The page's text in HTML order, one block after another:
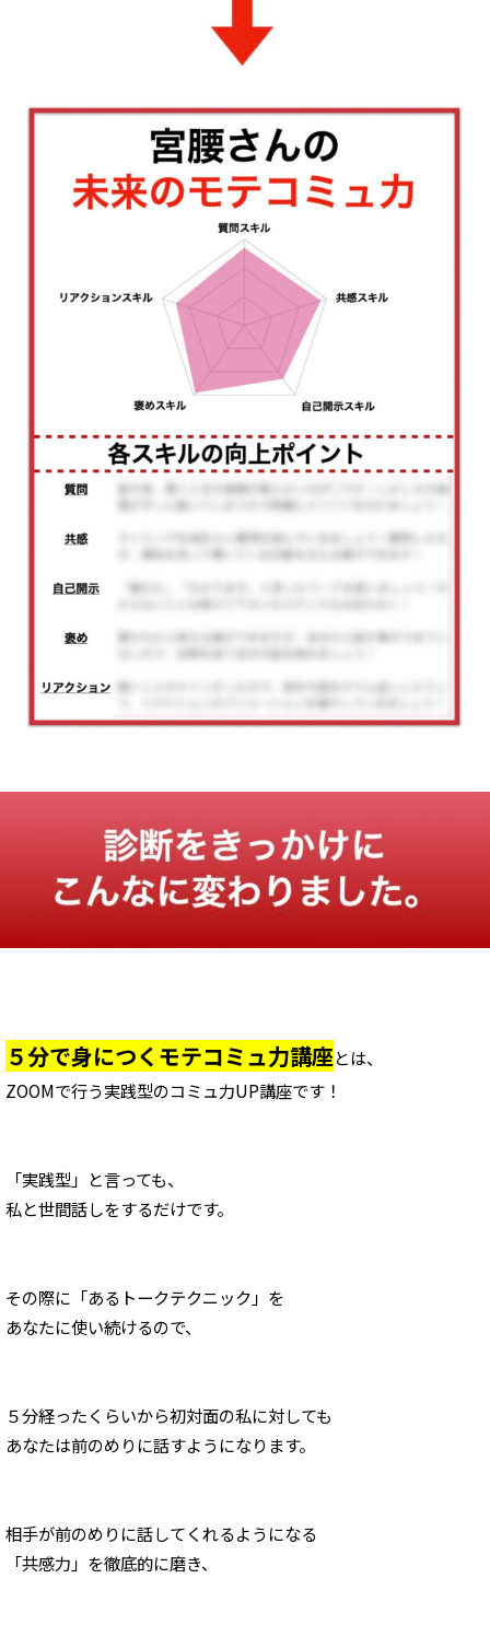
５分で身につくモテコミュ力講座とは、
ZOOMで行う実践型のコミュ力UP講座です！
「実践型」と言っても、
私と世間話しをするだけです。
その際に「あるトークテクニック」を
あなたに使い続けるので、
５分経ったくらいから初対面の私に対しても
あなたは前のめりに話すようになります。
相手が前のめりに話してくれるようになる
「共感力」を徹底的に磨き、